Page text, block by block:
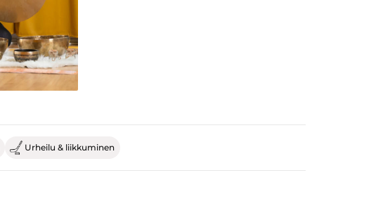
Urheilu & liikkuminen